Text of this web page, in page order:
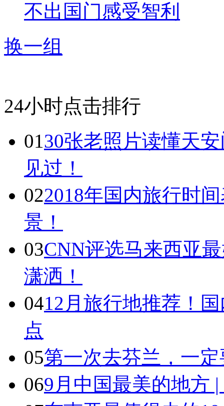
不出国门感受智利
换一组
24小时点击排行
0130张老照片读懂天
见过！
022018年国内旅行时
景！
03CNN评选马来西亚
潇洒！
0412月旅行地推荐！
点
05第一次去芬兰，一
069月中国最美的地方